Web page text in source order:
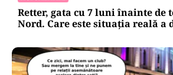
Retter, gata cu 7 luni înainte de
Nord. Care este situația reală a